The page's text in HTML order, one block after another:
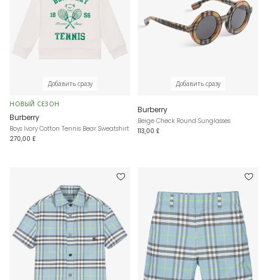
Добавить сразу
НОВЫЙ СЕЗОН
Burberry
Boys Ivory Cotton Tennis Bear Sweatshirt
270,00 £
Добавить сразу
Burberry
Beige Check Round Sunglasses
113,00 £